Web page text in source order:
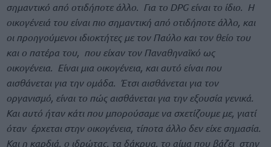
σημαντικό από οτιδήποτε άλλο. Για το DPG είναι το ίδιο. Η
οικογένειά του είναι πιο σημαντική από οτιδήποτε άλλο, και
οι προηγούμενοι ιδιοκτήτες με τον Παύλο και τον θείο του
και ο πατέρα του, που είχαν τον Παναθηναϊκό ως
οικογένεια. Είναι μια οικογένεια, και αυτό είναι που
αισθάνεται για την ομάδα. Έτσι αισθάνεται για τον
οργανισμό, είναι το πώς αισθάνεται για την εξουσία γενικά.
Και αυτό ήταν κάτι που μπορούσαμε να σχετίζουμε με, γιατί
όταν έρχεται στην οικογένεια, τίποτα άλλο δεν είχε σημασία.
Και η καρδιά, ο ιδρώτας, τα δάκρυα, το αίμα που βάζει στην